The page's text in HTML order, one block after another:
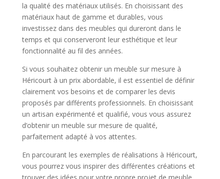
la qualité des matériaux utilisés. En choisissant des
matériaux haut de gamme et durables, vous
investissez dans des meubles qui dureront dans le
temps et qui conserveront leur esthétique et leur
fonctionnalité au fil des années.
Si vous souhaitez obtenir un meuble sur mesure à
Héricourt à un prix abordable, il est essentiel de définir
clairement vos besoins et de comparer les devis
proposés par différents professionnels. En choisissant
un artisan expérimenté et qualifié, vous vous assurez
d’obtenir un meuble sur mesure de qualité,
parfaitement adapté à vos attentes.
En parcourant les exemples de réalisations à Héricourt,
vous pourrez vous inspirer des différentes créations et